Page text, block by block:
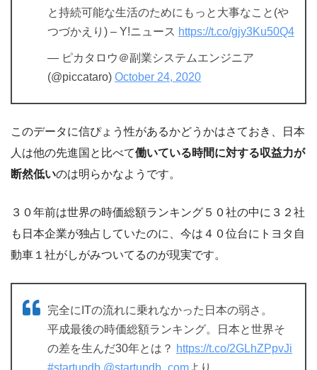
と持続可能な生活のためにもっと大事なこと(や
つづかえり) – Y!ニュース https://t.co/gjy3Ku50Q4
— ピカタロウ＠副業システムエンジニア
(@piccataro) October 24, 2020
このデータに信ぴょう性があるかどうかはさておき、日本
人は他の先進国と比べて働いている時間に対する収益力が
断然低いのは明らかなようです。
３０年前は世界の時価総額ランキング５０社の中に３２社
も日本企業が独占していたのに、今は４０位台にトヨタ自
動車１社がしがみついてるのが現実です。
完全にITの流れに乗れなかった日本の弱さ。
平成最後の時価総額ランキング。日本と世界そ
の差を生んだ30年とは？ https://t.co/2GLhZPpvJi
#startupdb @startupdb_comより